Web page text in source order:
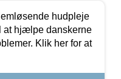
hudpleje
at hjælpe danskerne
Klik her for at